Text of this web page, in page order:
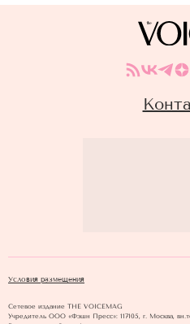
Условия размещения
Сетевое издание THE VOICEMAG
Учредитель ООО «Фэшн Пресс»: 117105, г. Москва,